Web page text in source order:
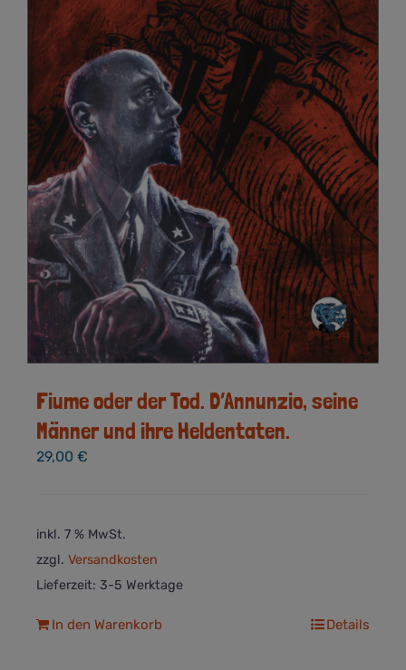
Fiume oder der Tod. D’Annunzio, seine
Männer und ihre Heldentaten.
29,00 €
inkl. 7 % MwSt.
zzgl. Versandkosten
Lieferzeit: 3-5 Werktage
In den Warenkorb Details